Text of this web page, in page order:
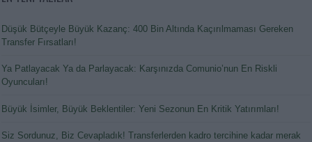
Düşük Bütçeyle Büyük Kazanç: 400 Bin Altında Kaçırılmaması Gereken
Transfer Fırsatları!
Ya Patlayacak Ya da Parlayacak: Karşınızda Comunio’nun En Riskli
Oyuncuları!
Büyük İsimler, Büyük Beklentiler: Yeni Sezonun En Kritik Yatırımları!
Siz Sordunuz, Biz Cevapladık! Transferlerden kadro tercihine kadar merak